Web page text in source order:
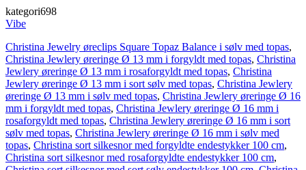
kategori698
Vibe
Christina Jewelry øreclips Square Topaz Balance i sølv med topas,
Christina Jewlery øreringe Ø 13 mm i forgyldt med topas, Christina
Jewlery øreringe Ø 13 mm i rosaforgyldt med topas, Christina
Jewlery øreringe Ø 13 mm i sort sølv med topas, Christina Jewlery
øreringe Ø 13 mm i sølv med topas, Christina Jewlery øreringe Ø 16
mm i forgyldt med topas, Christina Jewlery øreringe Ø 16 mm i
rosaforgyldt med topas, Christina Jewlery øreringe Ø 16 mm i sort
sølv med topas, Christina Jewlery øreringe Ø 16 mm i sølv med
topas, Christina sort silkesnor med forgyldte endestykker 100 cm,
Christina sort silkesnor med rosaforgyldte endestykker 100 cm,